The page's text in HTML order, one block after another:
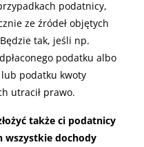
podatnicy,
ze źródeł objętych
tak, jeśli np.
podatku albo
podatku kwoty
utracił prawo.
także ci podatnicy
wszystkie dochody